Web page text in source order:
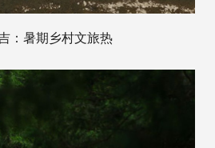
：暑期乡村文旅热